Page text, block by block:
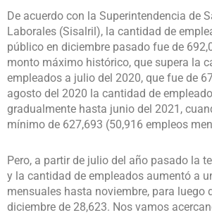
De acuerdo con la Superintendencia de
Laborales (Sisalril), la cantidad de
público en diciembre pasado fue de
monto máximo histórico, que supera la
empleados a julio del 2020, que fue de
agosto del 2020 la cantidad de
gradualmente hasta junio del 2021,
mínimo de 627,693 (50,916 empleos
Pero, a partir de julio del año pasado la
y la cantidad de empleados aumentó a
mensuales hasta noviembre, para luego
diciembre de 28,623. Nos vamos